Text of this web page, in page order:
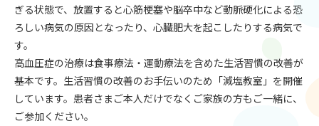
ぎる状態で、放置すると心筋梗塞や脳卒中など動脈硬化による恐
ろしい病気の原因となったり、心臓肥大を起こしたりする病気で
す。
高血圧症の治療は食事療法・運動療法を含めた生活習慣の改善が
基本です。生活習慣の改善のお手伝いのため「減塩教室」を開催
しています。患者さまご本人だけでなくご家族の方もご一緒に、
ご参加ください。